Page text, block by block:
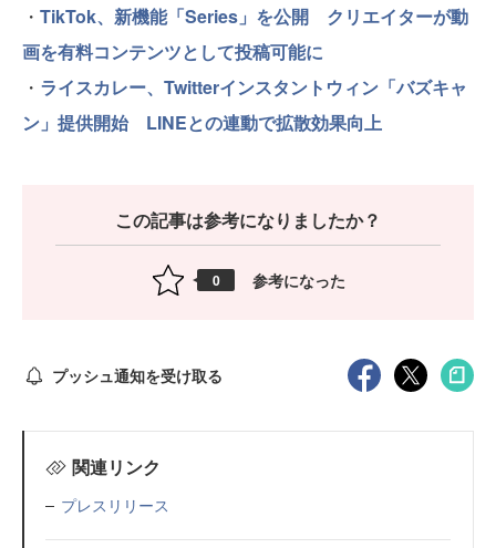
・ TikTok、新機能「Series」を公開 クリエイターが動
画を有料コンテンツとして投稿可能に
・ ライスカレー、Twitterインスタントウィン「バズキャ
ン」提供開始 LINEとの連動で拡散効果向上
この記事は参考になりましたか？
0 参考になった
プッシュ通知を受け取る
関連リンク
プレスリリース